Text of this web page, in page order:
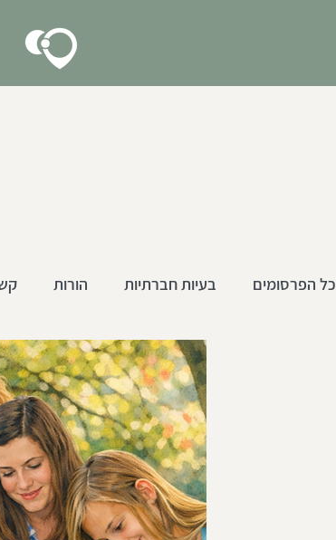
כל הפרסומים בעיות חברתיות הורות
הכנה חברתית לצבא
לבנות ביטחון
הופך לזהות
לא תמיד זה סיפור גדול
שקט יותר: בדיחה שחוזרת